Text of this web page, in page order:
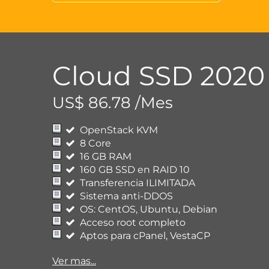
Cloud SSD
US$ 86.78 /Mes
OpenStack KVM
8 Core
16 GB RAM
160 GB SSD en RAID 10
Transferencia ILIMITADA
Sistema anti-DDOS
OS: CentOS, Ubuntu, Debian
Acceso root completo
Aptos para cPanel, VestaCP
Ver mas...